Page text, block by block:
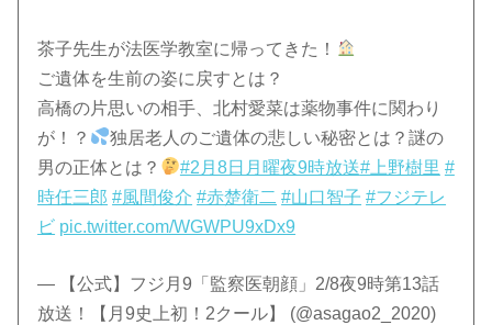
茶子先生が法医学教室に帰ってきた！
ご遺体を生前の姿に戻すとは？
高橋の片思いの相手、北村愛菜は薬物事件に関わり
が！？
独居老人のご遺体の悲しい秘密とは？謎の
男の正体とは？
#2月8日月曜夜9時放送#上野樹里 #
時任三郎 #風間俊介 #赤楚衛二 #山口智子 #フジテレ
ビ pic.twitter.com/WGWPU9xDx9
— 【公式】フジ月9「監察医朝顔」2/8夜9時第13話
放送！【月9史上初！2クール】 (@asagao2_2020)